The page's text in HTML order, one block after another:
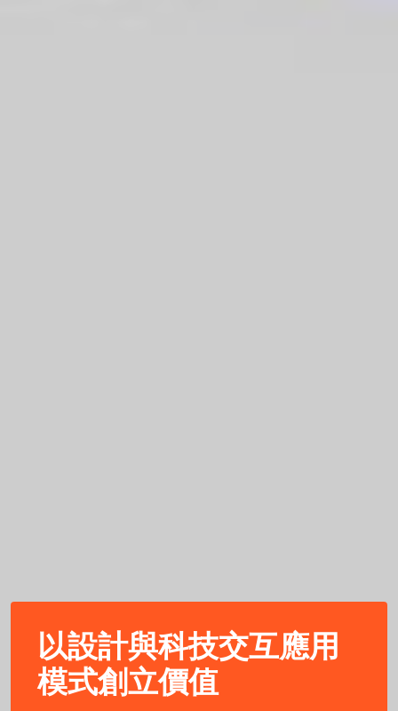
以設計與科技交互應用
模式創立價值